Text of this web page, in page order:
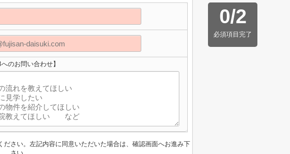
0/2
必須項目完了
のお問い合わせ】
ださい。左記内容に同意いただいた場合は、確認画面へお進み下